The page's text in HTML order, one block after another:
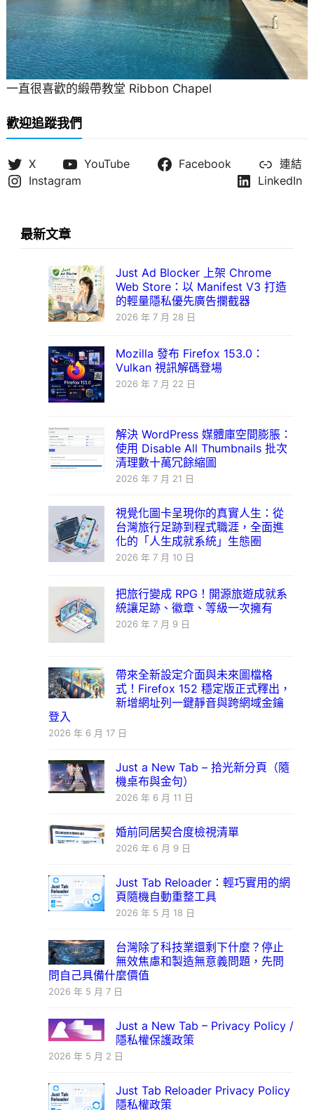
一直很喜歡的緞帶教堂 Ribbon Chapel
歡迎追蹤我們
X YouTube Facebook
連結
Instagram
LinkedIn
最新文章
Just Ad Blocker 上架 Chrome
Web Store：以 Manifest V3 打造
的輕量隱私優先廣告攔截器
2026 年 7 月 28 日
Mozilla 發布 Firefox 153.0：
Vulkan 視訊解碼登場
2026 年 7 月 22 日
解決 WordPress 媒體庫空間膨脹：
使用 Disable All Thumbnails 批次
清理數十萬冗餘縮圖
2026 年 7 月 21 日
視覺化圖卡呈現你的真實人生：從
台灣旅行足跡到程式職涯，全面進
化的「人生成就系統」生態圈
2026 年 7 月 10 日
把旅行變成 RPG！開源旅遊成就系
統讓足跡、徽章、等級一次擁有
2026 年 7 月 9 日
帶來全新設定介面與未來圖檔格
式！Firefox 152 穩定版正式釋出，
新增網址列一鍵靜音與跨網域金鑰
登入
2026 年 6 月 17 日
Just a New Tab – 拾光新分頁（隨
機桌布與金句）
2026 年 6 月 11 日
婚前同居契合度檢視清單
2026 年 6 月 9 日
Just Tab Reloader：輕巧實用的網
頁隨機自動重整工具
2026 年 5 月 18 日
台灣除了科技業還剩下什麼？停止
無效焦慮和製造無意義問題，先問
問自己具備什麼價值
2026 年 5 月 7 日
Just a New Tab – Privacy Policy /
隱私權保護政策
2026 年 5 月 2 日
Just Tab Reloader Privacy Policy
隱私權政策